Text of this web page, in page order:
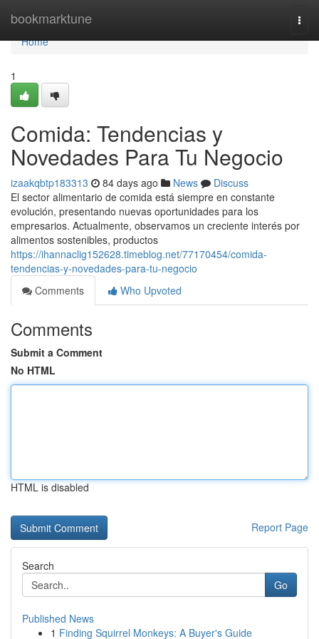
bookmarktune
Home
Home
1
Comida: Tendencias y
Novedades Para Tu Negocio
izaakqbtp183313 84 days ago News
Discuss
El sector alimentario de comida está siempre en constante
evolución, presentando nuevas oportunidades para los
empresarios. Actualmente, observamos un creciente interés por
alimentos sostenibles, productos
https://ihannaclig152628.timeblog.net/77170454/comida-
tendencias-y-novedades-para-tu-negocio
Comments
Who Upvoted
Comments
Submit a Comment
No HTML
HTML is disabled
Report Page
Search
Go
Published News
1 Finding Squirrel Monkeys: A Buyer's Guide